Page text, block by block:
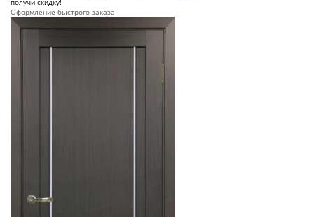
получи скидку!
Оформление быстрого заказа